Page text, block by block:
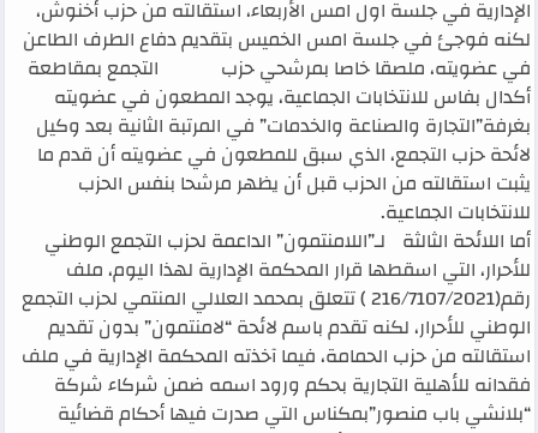
الإدارية في جلسة اول امس الأربعاء، استقالته من حزب أخنوش،
لكنه فوجئ في جلسة امس الخميس بتقديم دفاع الطرف الطاعن
في عضويته، ملصقا خاصا بمرشحي حزب التجمع بمقاطعة
أكدال بفاس للانتخابات الجماعية، يوجد المطعون في عضويته
بغرفة”التجارة والصناعة والخدمات” في المرتبة الثانية بعد وكيل
لائحة حزب التجمع، الذي سبق للمطعون في عضويته أن قدم ما
يثبت استقالته من الحزب قبل أن يظهر مرشحا بنفس الحزب
للانتخابات الجماعية.
أما اللائحة الثالثة لـ”اللامنتمون” الداعمة لحزب التجمع الوطني
للأحرار، التي اسقطها قرار المحكمة الإدارية لهذا اليوم، ملف
رقم(216/7107/2021 ) تتعلق بمحمد العلالي المنتمي لحزب التجمع
الوطني للأحرار، لكنه تقدم باسم لائحة “لامنتمون” بدون تقديم
استقالته من حزب الحمامة، فيما آخذته المحكمة الإدارية في ملف
فقدانه للأهلية التجارية بحكم ورود اسمه ضمن شركاء شركة
“بلانشي باب منصور”بمكناس التي صدرت فيها أحكام قضائية